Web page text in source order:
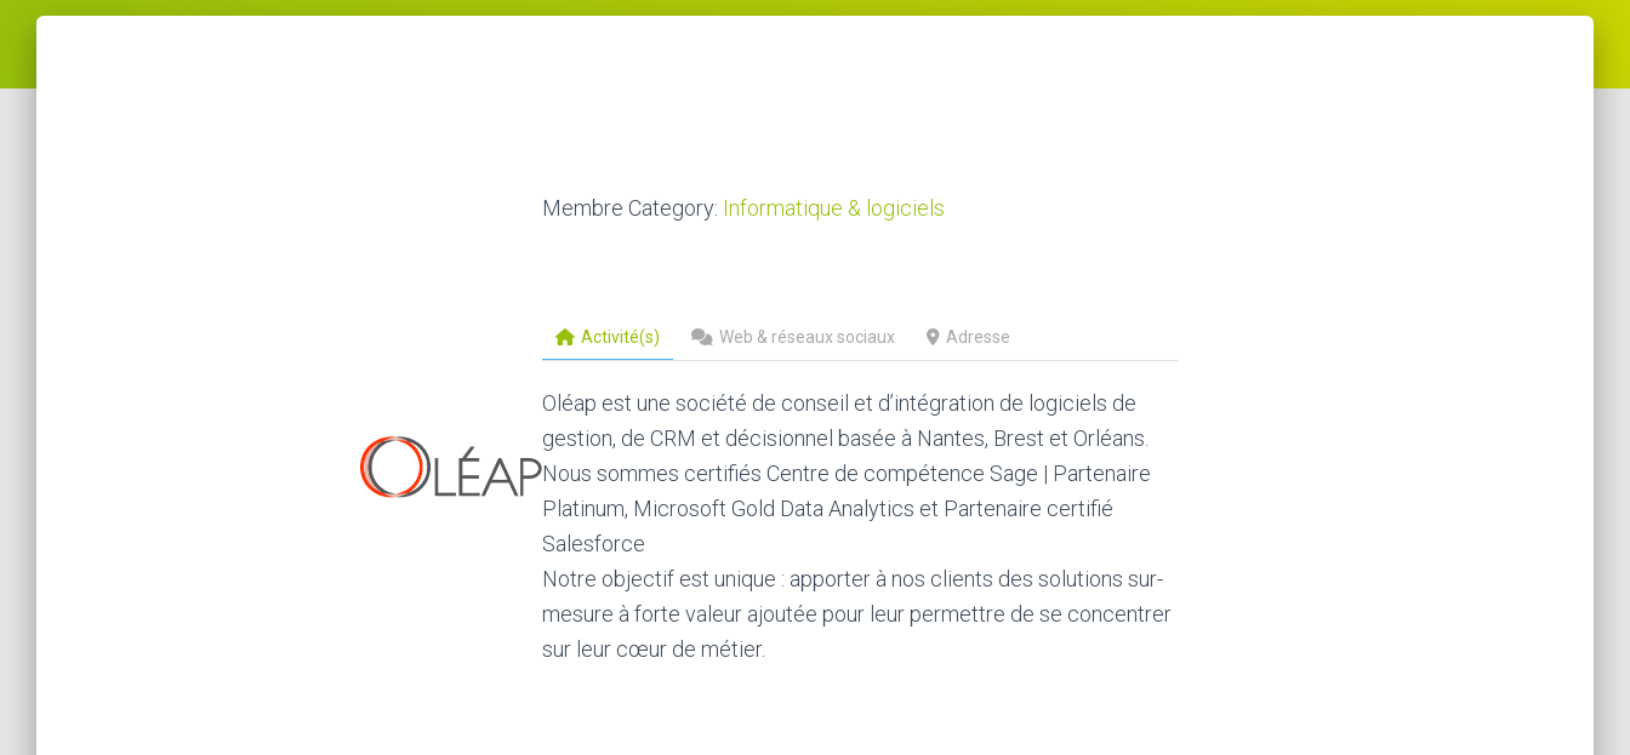
Membre Category: Informatique & logiciels
Activité(s) Web & réseaux sociaux Adresse
Oléap est une société de conseil et d’intégration de logiciels de
gestion, de CRM et décisionnel basée à Nantes, Brest et Orléans.
Nous sommes certifiés Centre de compétence Sage | Partenaire
Platinum, Microsoft Gold Data Analytics et Partenaire certifié
Salesforce
Notre objectif est unique : apporter à nos clients des solutions sur-
mesure à forte valeur ajoutée pour leur permettre de se concentrer
sur leur cœur de métier.